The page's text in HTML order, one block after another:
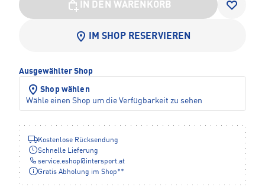
IN DEN WARENKORB
IM SHOP RESERVIEREN
Ausgewählter Shop
Shop wählen
Wähle einen Shop um die Verfügbarkeit zu sehen
Kostenlose Rücksendung
Schnelle Lieferung
service.eshop@intersport.at
Gratis Abholung im Shop**